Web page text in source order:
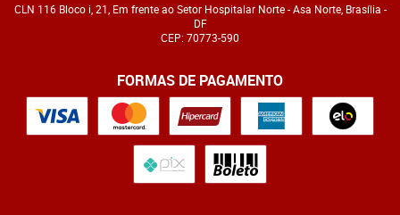
CLN 116 Bloco i, 21, Em frente ao Setor Hospitalar Norte-Asa Norte, Brasília -
DF
CEP: 70773-590
FORMAS DE PAGAMENTO